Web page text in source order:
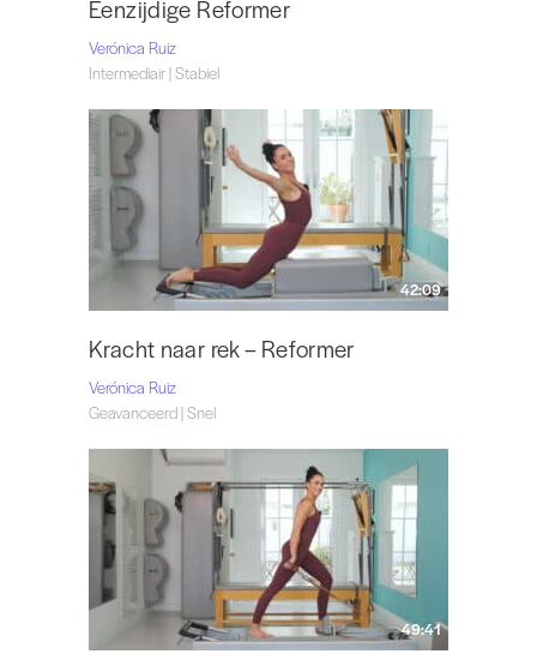
Eenzijdige Reformer
Verónica Ruiz
Intermediair | Stabiel
42:09
Kracht naar rek – Reformer
Verónica Ruiz
Geavanceerd | Snel
49:41